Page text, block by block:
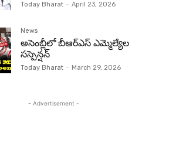
Today Bharat - April 23, 2026
News
అసెంబ్లీలో బీఆర్‌ఎస్ ఎమ్మెల్యేల
సస్పెన్షన్‌
Today Bharat - March 29, 2026
- Advertisement -